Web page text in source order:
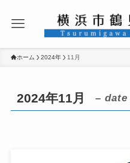
ホーム 2024年 11月
2024年11月 – date